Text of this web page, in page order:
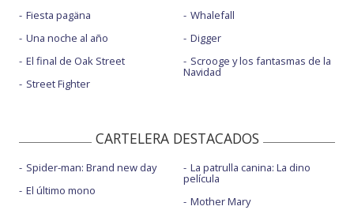
Fiesta pagäna
Una noche al año
El final de Oak Street
Street Fighter
Whalefall
Digger
Scrooge y los fantasmas de la
Navidad
CARTELERA DESTACADOS
Spider-man: Brand new day
El último mono
La patrulla canina: La dino
película
Mother Mary